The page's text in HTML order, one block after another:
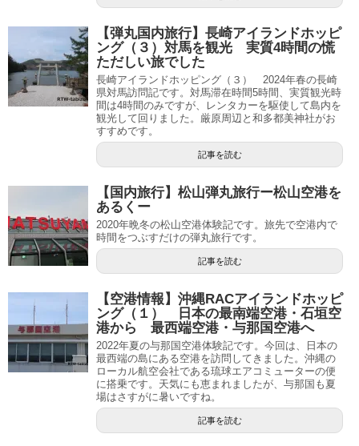
【弾丸国内旅行】長崎アイランドホッピ
ング（３）対馬を観光 実質4時間の慌
ただしい旅でした
長崎アイランドホッピング（３） 2024年春の長崎
県対馬訪問記です。対馬滞在時間5時間、実質観光時
間は4時間のみですが、レンタカーを駆使して島内を
観光して回りました。厳原周辺と和多都美神社がお
すすめです。
記事を読む
【国内旅行】松山弾丸旅行ー松山空港を
あるくー
2020年晩冬の松山空港体験記です。旅先で空港内で
時間をつぶすだけの弾丸旅行です。
記事を読む
【空港情報】沖縄RACアイランドホッピ
ング（１） 日本の最南端空港・石垣空
港から 最西端空港・与那国空港へ
2022年夏の与那国空港体験記です。今回は、日本の
最西端の島にある空港を訪問してきました。沖縄の
ローカル航空会社である琉球エアコミューターの便
に搭乗です。天気にも恵まれましたが、与那国も夏
場はさすがに暑いですね。
記事を読む